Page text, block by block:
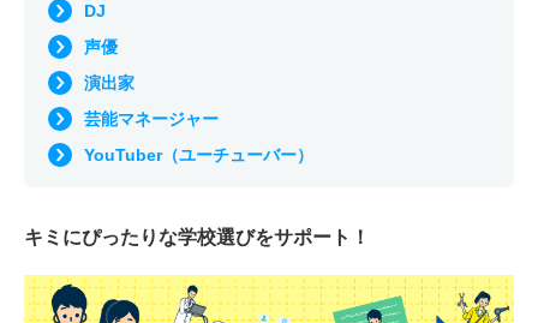
DJ
声優
演出家
芸能マネージャー
YouTuber（ユーチューバー）
キミにぴったりな学校選びをサポート！